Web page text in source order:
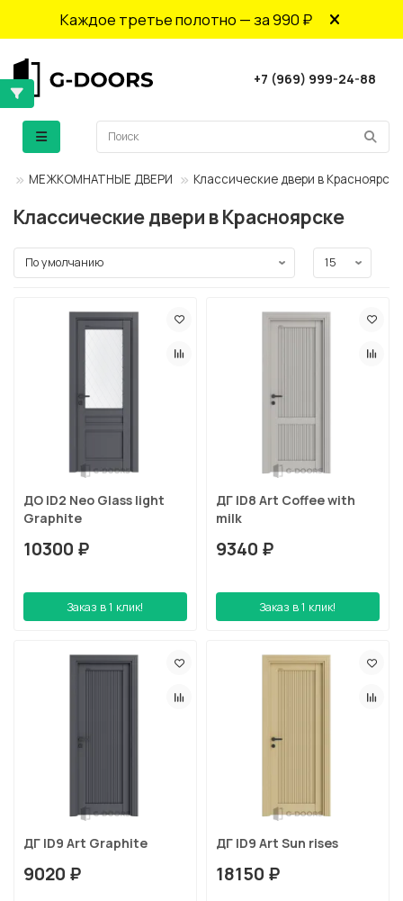
Каждое третье полотно — за 990 ₽
+7 (969) 999-24-88
МЕЖКОМНАТНЫЕ ДВЕРИ Классические двери в Красноярске
Классические двери в Красноярске
ДО ID2 Neo Glass light
Graphite
10300 ₽
Заказ в 1 клик!
ДГ ID8 Art Coffee with
milk
9340 ₽
Заказ в 1 клик!
ДГ ID9 Art Graphite
9020 ₽
ДГ ID9 Art Sun rises
18150 ₽